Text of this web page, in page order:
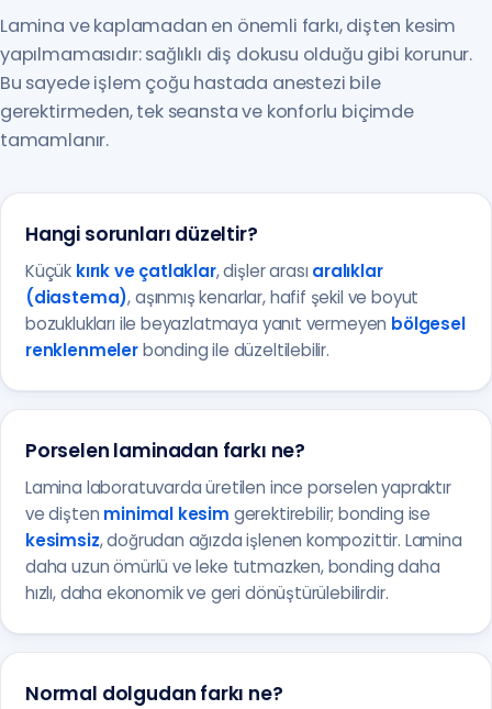
Lamina ve kaplamadan en önemli farkı, dişten kesim
yapılmamasıdır: sağlıklı diş dokusu olduğu gibi korunur.
Bu sayede işlem çoğu hastada anestezi bile
gerektirmeden, tek seansta ve konforlu biçimde
tamamlanır.
Hangi sorunları düzeltir?
Küçük kırık ve çatlaklar, dişler arası aralıklar
(diastema), aşınmış kenarlar, hafif şekil ve boyut
bozuklukları ile beyazlatmaya yanıt vermeyen bölgesel
renklenmelerbonding ile düzeltilebilir.
Porselen laminadan farkı ne?
Lamina laboratuvarda üretilen ince porselen yapraktır
ve dişten minimal kesim gerektirebilir; bonding ise
kesimsiz, doğrudan ağızda işlenen kompozittir. Lamina
daha uzun ömürlü ve leke tutmazken, bonding daha
hızlı, daha ekonomik ve geri dönüştürülebilirdir.
Normal dolgudan farkı ne?